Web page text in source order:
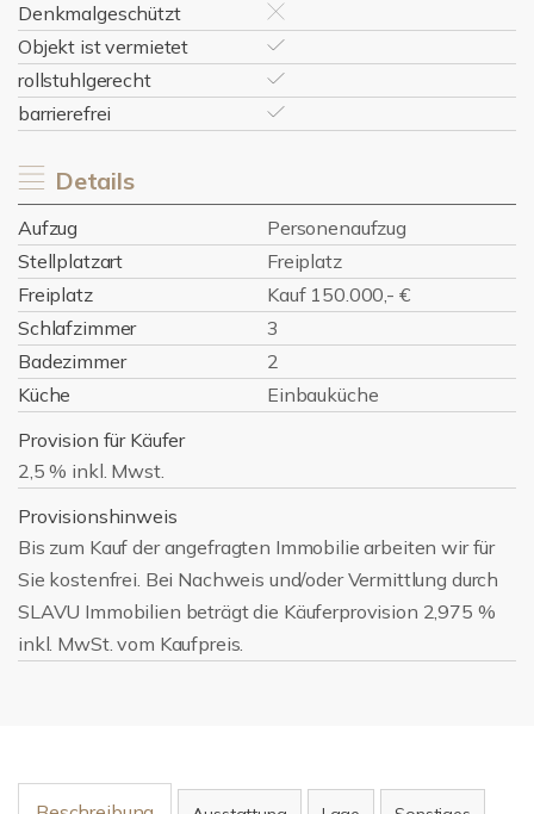
Denkmalgeschützt
Objekt ist vermietet
rollstuhlgerecht
barrierefrei
Details
Aufzug
Personenaufzug
Stellplatzart
Freiplatz
Freiplatz
Kauf 150.000,- €
Schlafzimmer
3
Badezimmer
2
Küche
Einbauküche
Provision für Käufer
2,5 % inkl. Mwst.
Provisionshinweis
Bis zum Kauf der angefragten Immobilie arbeiten wir für
Sie kostenfrei. Bei Nachweis und/oder Vermittlung durch
SLAVU Immobilien beträgt die Käuferprovision 2,975 %
inkl. MwSt. vom Kaufpreis.